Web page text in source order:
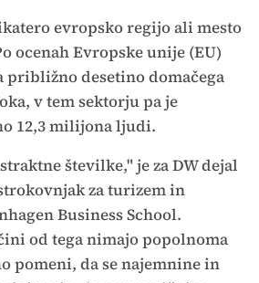
evropsko regijo ali mesto
ocenah Evropske unije (EU)
desetino domačega
v tem sektorju pa je
12,3 milijona ljudi.
številke," je za DW dejal
za turizem in
Business School.
od tega nimajo popolnoma
pomeni, da se najemnine in